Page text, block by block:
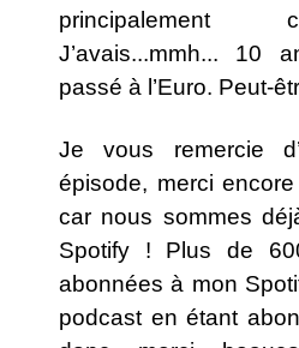
principalement
J’avais...mmh... 10
passé à l’Euro. Peut-
Je vous remercie
épisode, merci
car nous sommes
Spotify ! Plus de
abonnées à mon
podcast en étant